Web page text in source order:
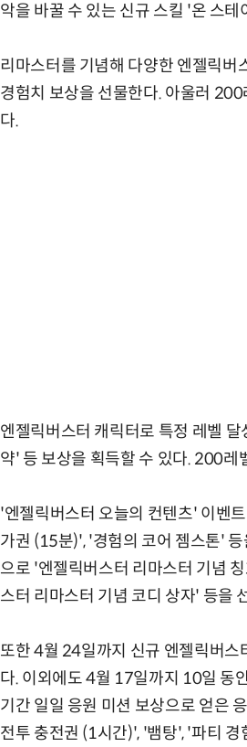
악을 바꿀 수 있는 신규 스킬 '온 스테
리마스터를 기념해 다양한 엔젤릭버
경험치 보상을 선물한다. 아울러
다.
엔젤릭버스터 캐릭터로 특정 레벨
약' 등 보상을 획득할 수 있다. 200
'엔젤릭버스터 오늘의 컨텐츠' 이벤
가권 (15분)', '경험의 코어 젬스톤'
으로 '엔젤릭버스터 리마스터 기념
스터 리마스터 기념 코디 상자' 등을
또한 4월 24일까지 신규 엔젤릭버
다. 이외에도 4월 17일까지 10일 동
기간 일일 응원 미션 보상으로 얻은
전투 충전권 (1시간)', '뱀탕', '파티